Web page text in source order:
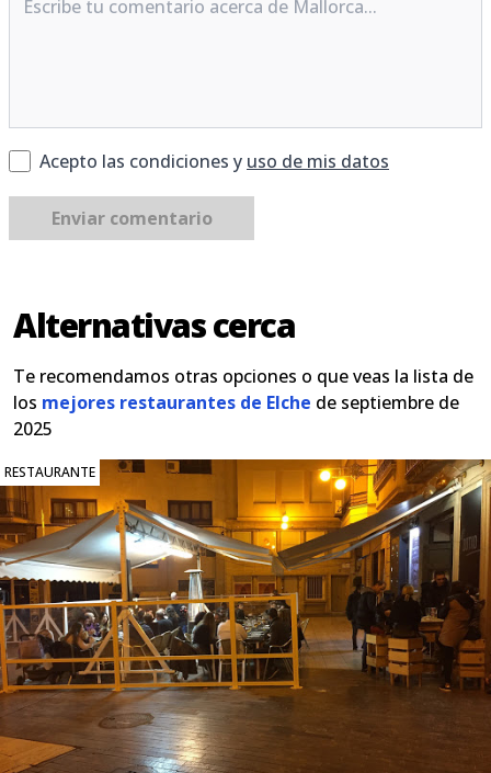
Acepto las condiciones y uso de mis datos
Enviar comentario
Alternativas cerca
Te recomendamos otras opciones o que veas la lista de
los mejores restaurantes de Elche de septiembre de
2025
RESTAURANTE